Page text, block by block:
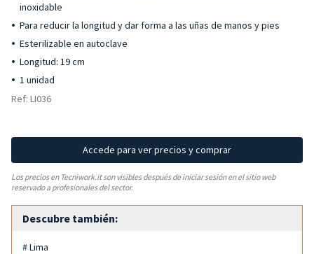
inoxidable
Para reducir la longitud y dar forma a las uñas de manos y pies
Esterilizable en autoclave
Longitud: 19 cm
1 unidad
Ref: LI036
Accede para ver precios y comprar
Los precios en Tecniwork.it son visibles después de iniciar sesión en el sitio web
reservado a profesionales del sector.
Descubre también:
# Lima